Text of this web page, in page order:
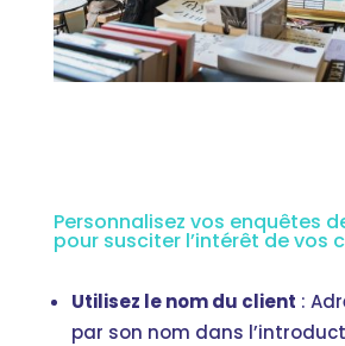
Personnalisez vos enquêtes
pour susciter l’intérêt de vos
Utilisez le nom du client :
par son nom dans